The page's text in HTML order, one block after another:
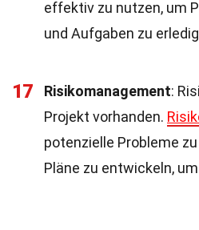
effektiv zu nutzen, um
und Aufgaben zu
17 Risikomanagement:
Projekt vorhanden.
potenzielle Probleme
Pläne zu entwickeln,